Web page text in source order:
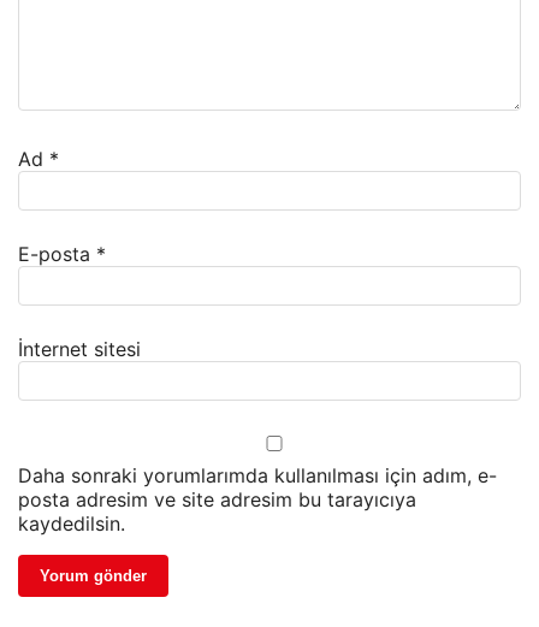
Ad *
E-posta *
İnternet sitesi
Daha sonraki yorumlarımda kullanılması için adım, e-
posta adresim ve site adresim bu tarayıcıya
kaydedilsin.